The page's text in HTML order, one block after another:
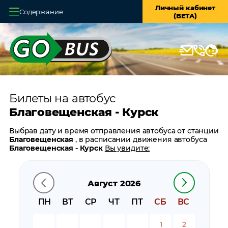
Содержание
Личный кабинет
(BETA)
Главная
О системе
Оплата и доставка
Возврат билетов
Заказ автобуса
Контакты
Билеты на автобус
Благовещенская - Курск
Август 2026
ПН
ВТ СР ЧТ ПТ СБ ВС
1 2
Выбрав дату и время отправления автобуса от станции
Благовещенская , в расписании движения автобуса
Благовещенская - Курск Вы увидите:
время прибытия
время в пути
цену билета